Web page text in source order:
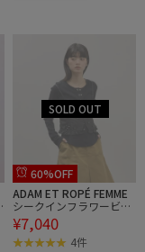
60%OFF
ADAM ET ROPÉ FEMME
シークインフラワービス
チェセットカーディガン
¥7,040
4件